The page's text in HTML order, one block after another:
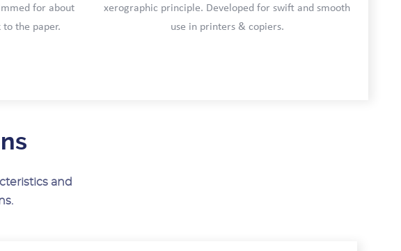
for about
the paper.
xerographic principle. Developed for swift and smooth
use in printers & copiers.
and